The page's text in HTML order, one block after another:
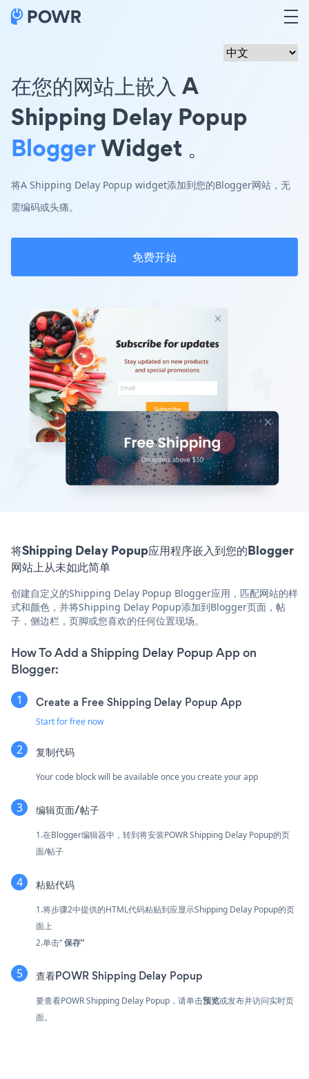
在您的网站上嵌入 A
Shipping Delay Popup
BloggerWidget 。
将A Shipping Delay Popup widget添加到您的Blogger网站，无
需编码或头痛。
免费开始
将Shipping Delay Popup应用程序嵌入到您的Blogger
网站上从未如此简单
创建自定义的Shipping Delay Popup Blogger应用，匹配网站的样
式和颜色，并将Shipping Delay Popup添加到Blogger页面，帖
子，侧边栏，页脚或您喜欢的任何位置现场。
How To Add a Shipping Delay Popup App on
Blogger:
Create a Free Shipping Delay Popup App
Start for free now
复制代码
Your code block will be available once you create your app
编辑页面/帖子
1.在Blogger编辑器中，转到将安装POWR Shipping Delay Popup的页
面/帖子
粘贴代码
1.将步骤2中提供的HTML代码粘贴到应显示Shipping Delay Popup的页
面上
2.单击“保存”
查看POWR Shipping Delay Popup
要查看POWR Shipping Delay Popup，请单击预览或发布并访问实时页
面。